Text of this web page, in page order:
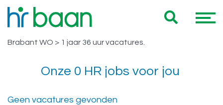
Vacatures Noord Brabant WO > 1
jaar 36 uur
Hieronder vind je een overzicht van al onze Noord
Brabant WO > 1 jaar 36 uur vacatures.
Onze 0 HR jobs voor jou
Geen vacatures gevonden